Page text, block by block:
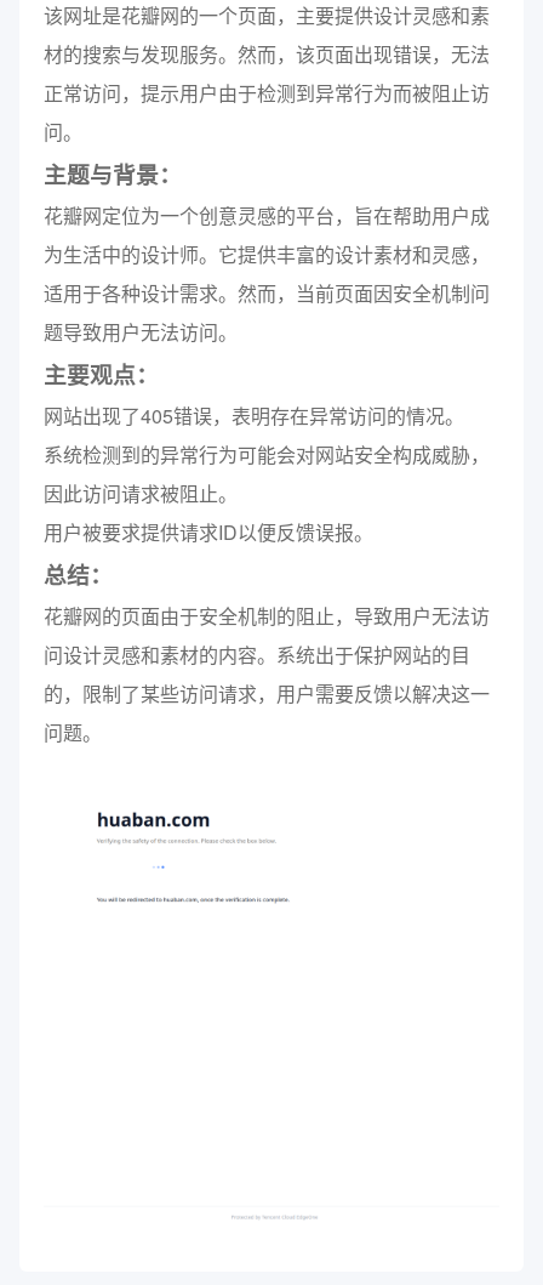
该网址是花瓣网的一个页面，主要提供设计灵感和素
材的搜索与发现服务。然而，该页面出现错误，无法
正常访问，提示用户由于检测到异常行为而被阻止访
问。
主题与背景：
花瓣网定位为一个创意灵感的平台，旨在帮助用户成
为生活中的设计师。它提供丰富的设计素材和灵感，
适用于各种设计需求。然而，当前页面因安全机制问
题导致用户无法访问。
主要观点：
网站出现了405错误，表明存在异常访问的情况。
系统检测到的异常行为可能会对网站安全构成威胁，
因此访问请求被阻止。
用户被要求提供请求ID以便反馈误报。
总结：
花瓣网的页面由于安全机制的阻止，导致用户无法访
问设计灵感和素材的内容。系统出于保护网站的目
的，限制了某些访问请求，用户需要反馈以解决这一
问题。